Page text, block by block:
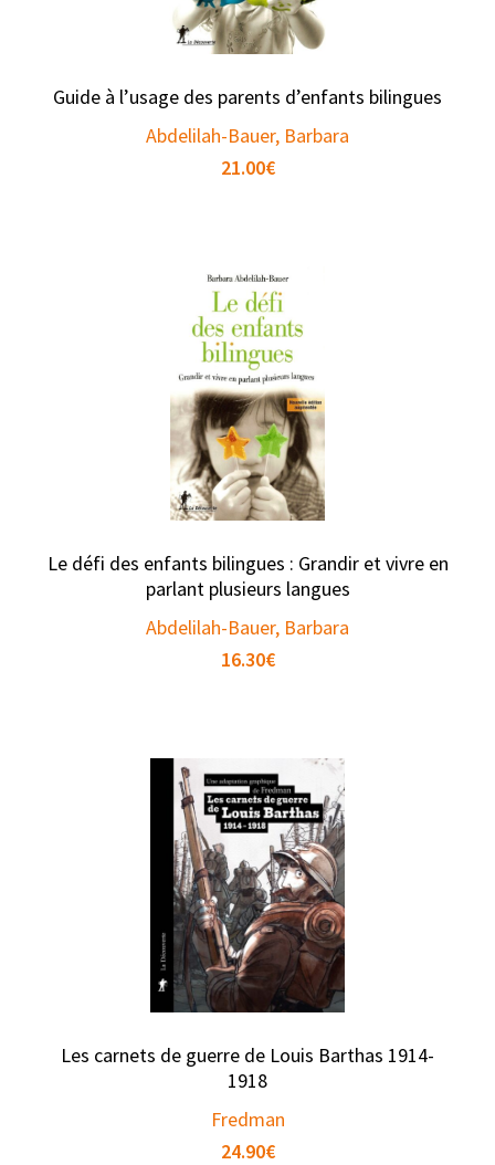
Guide à l’usage des parents d’enfants bilingues
Abdelilah-Bauer, Barbara
21.00€
Le défi des enfants bilingues : Grandir et vivre en
parlant plusieurs langues
Abdelilah-Bauer, Barbara
16.30€
Les carnets de guerre de Louis Barthas 1914-
1918
Fredman
24.90€